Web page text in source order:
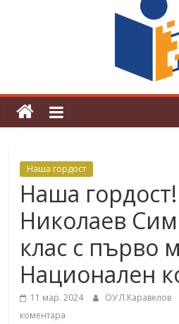
Магията на
„Любен
Наша гордост
Наша
Николаев
клас с първо
Национален
11 мар. 2024 ОУ Л.Каравелов
коментара